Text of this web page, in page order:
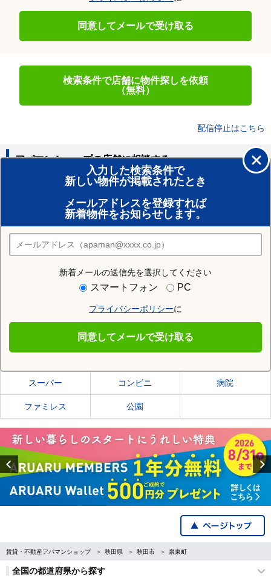
同意してメールで受け取る
検索条件で店舗に物件探しを依頼
（無料）
配信停止はこちら
入力した検索条件で
新しい物件が掲載されたとき
メールアドレスを登録すれば
新着物件をお知らせします。
新着メールの送信先を選択してください
スマートフォン PC
プライバシーポリシーに
同意してメールで受け取る
アパマンショップの店舗に相談する
賃貸のプロがお部屋探し！
おまかせ物件リクエスト
住みたい街の店舗を探す
店舗検索
住む街研究所で秋田市の情報を見る
秋田市の施設一覧
スーパー コンビニ 病院
ファミレス 公園
Previous
賃貸・不動産アパマンショップ 秋田県 秋田市 泉東町
全国の都道府県から探す